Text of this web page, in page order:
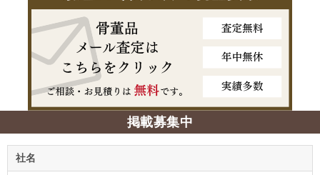
掲載募集中
社名